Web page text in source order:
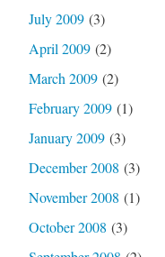
July 2009(3)
April 2009(2)
March 2009(2)
February 2009(1)
January 2009(3)
December 2008 (3)
November 2008 (1)
October 2008 (3)